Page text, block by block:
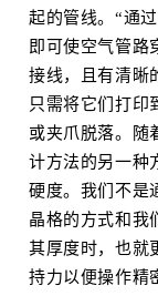
起的管线。“通
即可使空气管路
接线，且有清
只需将它们打印
或夹爪脱落。随
计方法的另一种
硬度。我们不是
晶格的方式和我
其厚度时，也就
持力以便操作精